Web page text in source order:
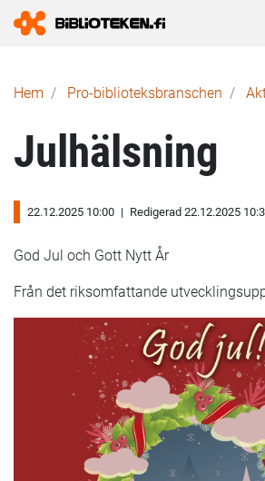
Länkstig
Hem Pro-biblioteks­branschen
Julhälsning
22.12.2025 10:00 | Redigerad 22.12.2025
God Jul och Gott Nytt År
Från det riksomfattande